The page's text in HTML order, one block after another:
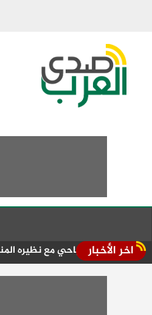
اخر الأخبار
مع نظيره المنغولي